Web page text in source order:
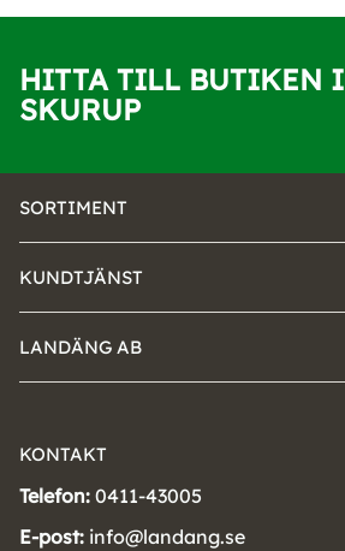
HITTA TILL BUTIKEN I
SKURUP
SORTIMENT
KUNDTJÄNST
LANDÄNG AB
KONTAKT
Telefon: 0411-43005
E-post: info@landang.se